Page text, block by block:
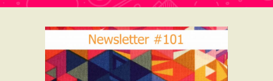
NEWSLETTERS
TUTORIELS
NOUS SOUTENONS